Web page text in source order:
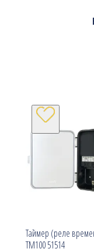
Таймер (реле
TM100 51514